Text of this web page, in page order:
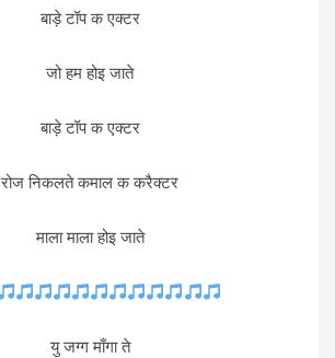
बाड़े टॉप क एक्टर
जो हम होइ जाते
बाड़े टॉप क एक्टर
रोज निकलते कमाल क करैक्टर
माला माला होइ जाते
यु जग्ग माँगा ते